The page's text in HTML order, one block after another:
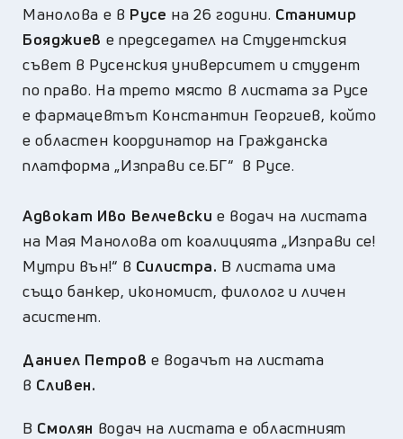
Манолова е в Русе на 26 години. Станимир
Бояджиев е председател на Студентския
съвет в Русенския университет и студент
по право. На трето място в листата за Русе
е фармацевтът Константин Георгиев, който
е областен координатор на Гражданска
платформа „Изправи се.БГ“ в Русе.
Адвокат Иво Велчевски е водач на листата
на Мая Манолова от коалицията „Изправи се!
Мутри вън!“ в Силистра. В листата има
също банкер, икономист, филолог и личен
асистент.
Даниел Петров е водачът на листата
в Сливен.
В Смолян водач на листата е областният